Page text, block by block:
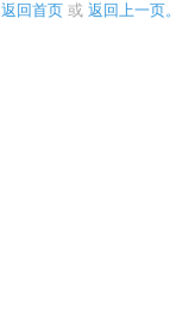
返回首页 或 返回上一页。